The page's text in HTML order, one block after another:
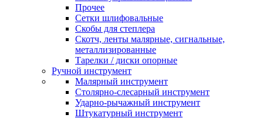
Прочее
Сетки шлифовальные
Скобы для степлера
Скотч, ленты малярные, сигнальные,
металлизированные
Тарелки / диски опорные
Ручной инструмент
Малярный инструмент
Столярно-слесарный инструмент
Ударно-рычажный инструмент
Штукатурный инструмент